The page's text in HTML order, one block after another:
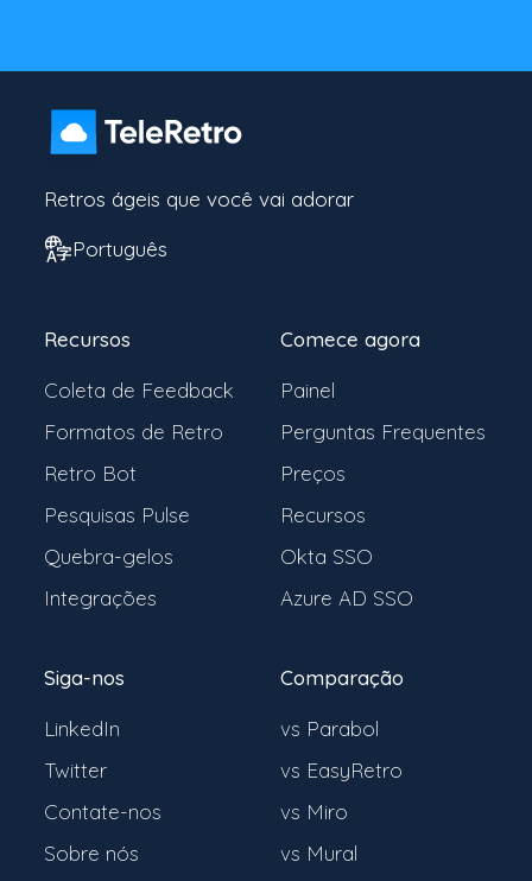
Retros ágeis que você vai adorar
Português
Recursos
Coleta de Feedback
Formatos de Retro
Retro Bot
Pesquisas Pulse
Quebra-gelos
Integrações
Comece agora
Painel
Perguntas Frequentes
Preços
Recursos
Okta SSO
Azure AD SSO
Siga-nos
LinkedIn
Twitter
Contate-nos
Sobre nós
Comparação
vs Parabol
vs EasyRetro
vs Miro
vs Mural